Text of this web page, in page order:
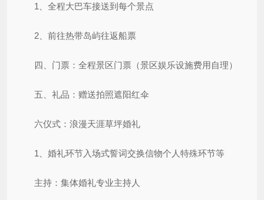
1、全程大巴车接送到每个景点
2、前往热带岛屿往返船票
四、门票：全程景区门票（景区娱乐设施费用自理）
五、礼品：赠送拍照遮阳红伞
六仪式：浪漫天涯草坪婚礼
1、婚礼环节入场式誓词交换信物个人特殊环节等
主持：集体婚礼专业主持人